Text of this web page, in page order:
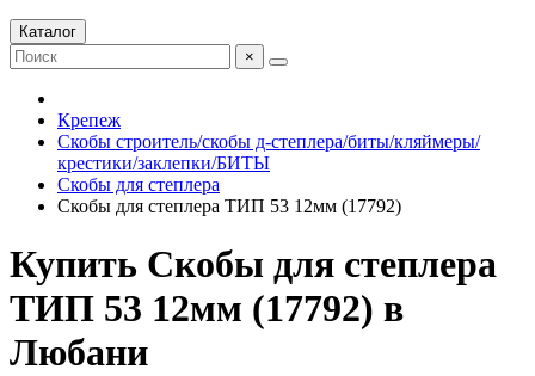
Каталог
×
Крепеж
Скобы строитель/скобы д-степлера/биты/кляймеры/
крестики/заклепки/БИТЫ
Скобы для степлера
Скобы для степлера ТИП 53 12мм (17792)
Купить Скобы для степлера
ТИП 53 12мм (17792) в
Любани